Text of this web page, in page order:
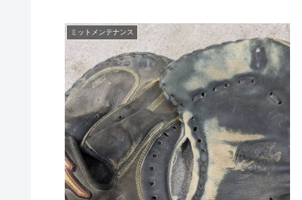
ミットメンテナンス